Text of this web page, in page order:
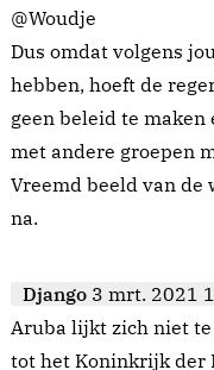
@Woudje
Dus omdat volgens
hebben, hoeft de
geen beleid te
met andere groepen
Vreemd beeld van
na.
Django 3 mrt. 2021
Aruba lijkt zich niet
tot het Koninkrijk der